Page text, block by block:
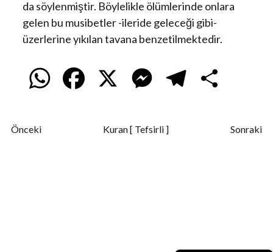
da söylenmiştir. Böylelikle ölümlerinde onlara
gelen bu musibetler -ileride geleceği gibi-
üzerlerine yıkılan tavana benzetilmektedir.
W M
s
Önceki Sonraki
Kuran [ Tefsirli ]